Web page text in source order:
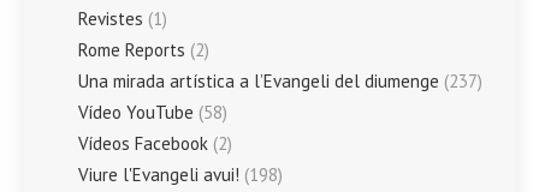
Revistes (1)
Rome Reports (2)
Una mirada artística a l’Evangeli del diumenge (237)
Vídeo YouTube (58)
Vídeos Facebook (2)
Viure l'Evangeli avui! (198)